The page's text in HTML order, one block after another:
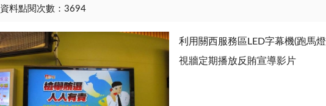
資料點閱次數：3694
利用關西服務區 LED字幕機(跑馬燈
視牆定期播放反賄宣導影片